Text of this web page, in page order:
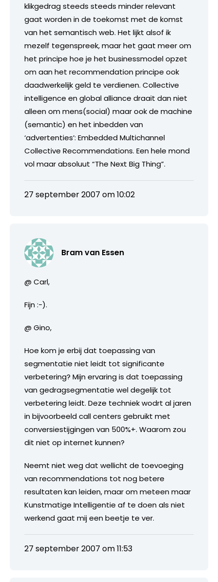
klikgedrag steeds steeds minder relevant
gaat worden in de toekomst met de komst
van het semantisch web. Het lijkt alsof ik
mezelf tegenspreek, maar het gaat meer om
het principe hoe je het businessmodel opzet
om aan het recommendation principe ook
daadwerkelijk geld te verdienen. Collective
intelligence en global alliance draait dan niet
alleen om mens(social) maar ook de machine
(semantic) en het inbedden van
‘advertenties’: Embedded Multichannel
Collective Recommendations. Een hele mond
vol maar absoluut “The Next Big Thing”.
27 september 2007 om 10:02
Bram van Essen
@ Carl,
Fijn :-).
@ Gino,
Hoe kom je erbij dat toepassing van
segmentatie niet leidt tot significante
verbetering? Mijn ervaring is dat toepassing
van gedragsegmentatie wel degelijk tot
verbetering leidt. Deze techniek wodrt al jaren
in bijvoorbeeld call centers gebruikt met
conversiestijgingen van 500%+. Waarom zou
dit niet op internet kunnen?
Neemt niet weg dat wellicht de toevoeging
van recommendations tot nog betere
resultaten kan leiden, maar om meteen maar
Kunstmatige Intelligentie af te doen als niet
werkend gaat mij een beetje te ver.
27 september 2007 om 11:53